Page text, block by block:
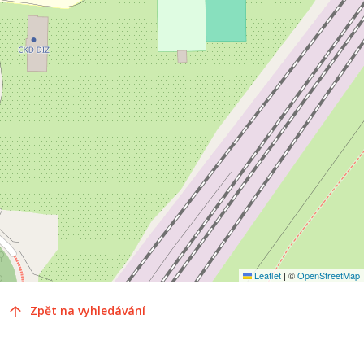
Leaflet | ©OpenStreetMap
Zpět na vyhledávání